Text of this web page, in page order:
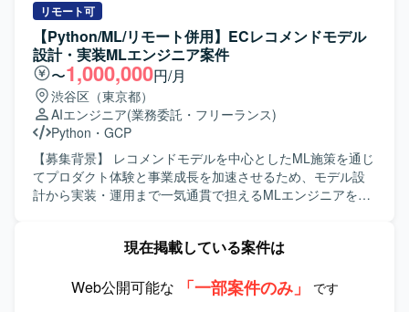
連のプロセスに関わることができます。ローカル実行を前
提としたモデル運用ノウハウを蓄積できる点も魅力です。
【開発環境】 LinuxサーバやDockerなどのインフラ環境上
で、Pythonおよび各種オープンウェイトモデルを用いて開
発していただきます。OpenAI APIやTransformer系ライブラ
リ、RAG関連コンポーネントなどを組み合わせて環境構築
および実装を行っていただきます。
大学、電力会社、メーカーとスピード感をもち連携しなが
ら、研究開発の加速、顧客体験の革新、未来を拓くAI技術
に関する業務領域に対応していただきます。 具体的には、
最新の科学論文と生成AI技術を駆使したPoC開発、AIアプリ
ケーションの設計・実装・テスト、LLMの技術探求、AIチ
ャットボットの開発、プロンプトエンジニアリングの実践
などを行っていただきます。 当社およびグループ会社が展
開するクラウドソリューションの企画段階から参画いただ
き、PoCを経てローンチまでを担当していただきます。
【求める人物像】 新しい状況を学び、それに適応できる有
能な人材を求めています。常に影響型リーダーシップを発
果をあげるために必要なスキルを備え、礼儀正しく謙虚で
所ソリューションや蓄電所ソリューションに関するクラウ
リモート可
【Python/ML/リモート併用】ECレコメンドモデル
設計・実装MLエンジニア案件
〜1,000,000円/月
渋谷区（東京都）
AIエンジニア(業務委託・フリーランス)
Python ・ GCP
【募集背景】 レコメンドモデルを中心としたML施策を通じ
てプロダクト体験と事業成長を加速させるため、モデル設
計から実装・運用まで一気通貫で担えるMLエンジニアを募
ていただきます。 特徴量エンジニアリングの実装やオフラ
す。 A/Bテストの設計・実施・効果検証を通じたモデル改善
現在掲載している案件は
Web公開可能な
「一部案件のみ」 です